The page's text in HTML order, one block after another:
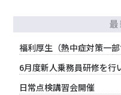
福利厚生（熱中症対策一
6月度新人乗務員研修を行
日常点検講習会開催